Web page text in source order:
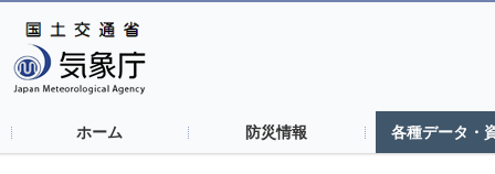
ホーム 防災情報 各種データ・